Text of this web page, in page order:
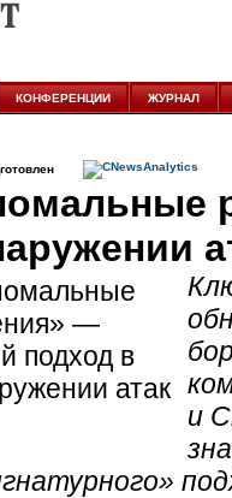
КОНФЕРЕНЦИИ ЖУРНАЛ
и